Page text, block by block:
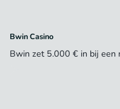
Bwin Casino
Bwin zet 5.000 € in bij een